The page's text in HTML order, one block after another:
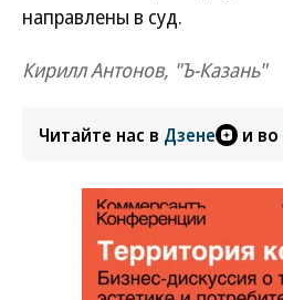
направлены в суд.
Кирилл Антонов, "Ъ-Казань"
Читайте нас в Дзене и во